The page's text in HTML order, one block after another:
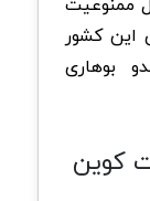
این کشور
بوهاری